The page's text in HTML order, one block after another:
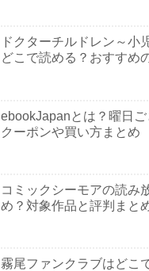
ドクターチルドレン～小
どこで読める？おすすめ
ebookJapanとは？曜日
クーポンや買い方まとめ
コミックシーモアの読み
め？対象作品と評判まと
霧尾ファンクラブはどこ